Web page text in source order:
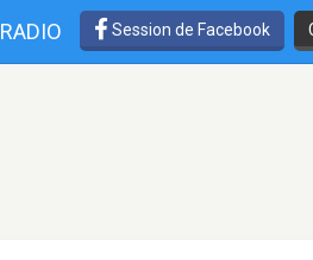
RADIO Session de Facebook